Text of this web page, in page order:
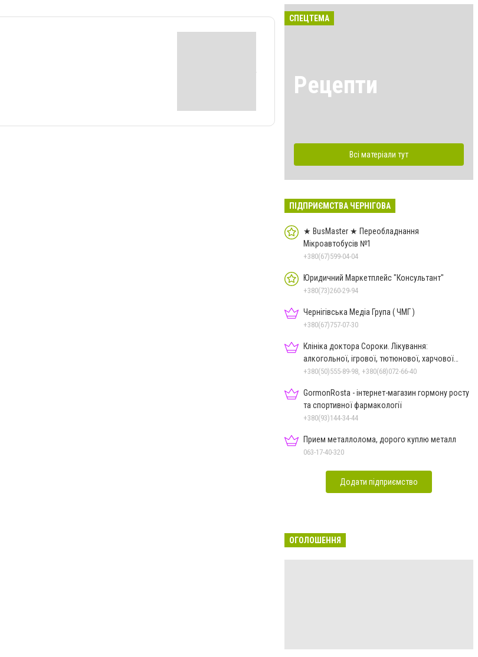
СПЕЦТЕМА
Рецепти
Всі матеріали тут
ПІДПРИЄМСТВА ЧЕРНІГОВА
★ BusMaster ★ Переобладнання
Мікроавтобусів №1
+380(67)599-04-04
Юридичний Маркетплейс "Консультант"
+380(73)260-29-94
Чернігівська Медіа Група ( ЧМГ )
+380(67)757-07-30
Клініка доктора Сороки. Лікування:
алкогольної, ігрової, тютюнової, харчової
залежностей, неврозів т
+380(50)555-89-98, +380(68)072-66-40
GormonRosta - інтернет-магазин гормону росту
та спортивної фармакології
+380(93)144-34-44
Прием металлолома, дорого куплю металл
063-17-40-320
Додати підприємство
ОГОЛОШЕННЯ